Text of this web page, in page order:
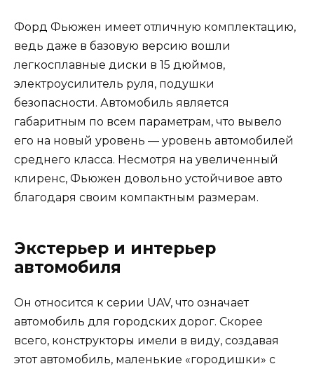
Форд Фьюжен имеет отличную комплектацию,
ведь даже в базовую версию вошли
легкосплавные диски в 15 дюймов,
электроусилитель руля, подушки
безопасности. Автомобиль является
габаритным по всем параметрам, что вывело
его на новый уровень — уровень автомобилей
среднего класса. Несмотря на увеличенный
клиренс, Фьюжен довольно устойчивое авто
благодаря своим компактным размерам.
Экстерьер и интерьер
автомобиля
Он относится к серии UAV, что означает
автомобиль для городских дорог. Скорее
всего, конструкторы имели в виду, создавая
этот автомобиль, маленькие «городишки» с